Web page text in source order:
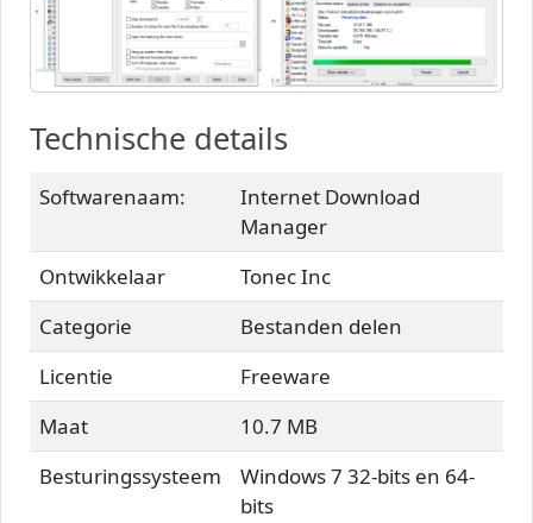
Technische details
Softwarenaam:
Internet Download
Manager
Ontwikkelaar
Tonec Inc
Categorie
Bestanden delen
Licentie
Freeware
Maat
10.7 MB
Besturingssysteem
Windows 7 32-bits en 64-
bits